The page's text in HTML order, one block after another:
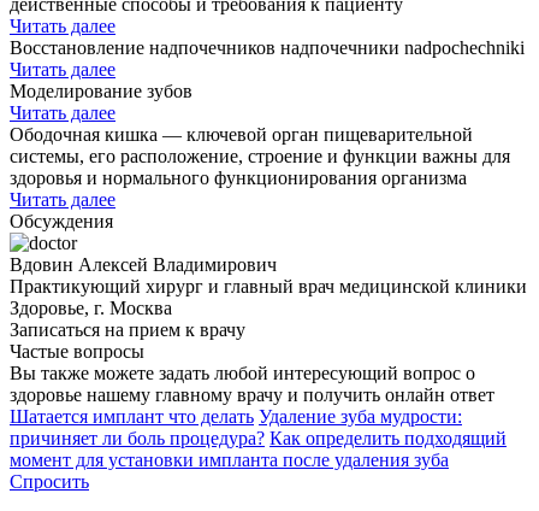
действенные способы и требования к пациенту
Читать далее
Восстановление надпочечников надпочечники nadpochechniki
Читать далее
Моделирование зубов
Читать далее
Ободочная кишка — ключевой орган пищеварительной
системы, его расположение, строение и функции важны для
здоровья и нормального функционирования организма
Читать далее
Обсуждения
Вдовин Алексей Владимирович
Практикующий хирург и главный врач медицинской клиники
Здоровье, г. Москва
Записаться на прием к врачу
Частые вопросы
Вы также можете задать любой интересующий вопрос о
здоровье нашему главному врачу и получить онлайн ответ
Шатается имплант что делать Удаление зуба мудрости:
причиняет ли боль процедура? Как определить подходящий
момент для установки импланта после удаления зуба
Спросить